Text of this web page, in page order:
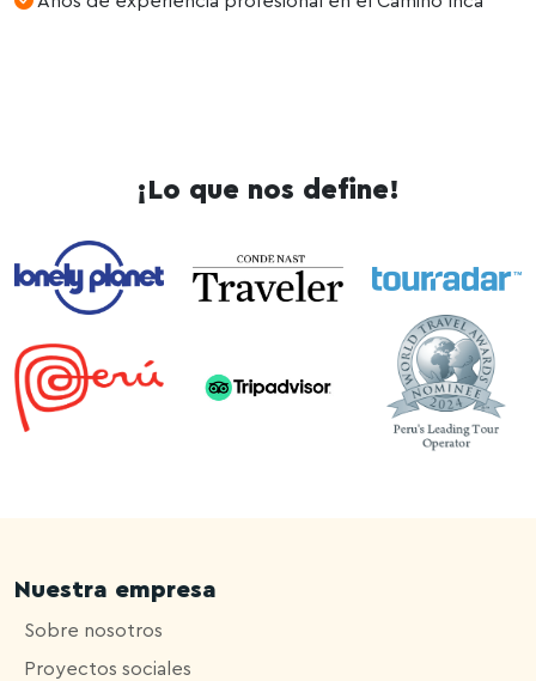
¡Lo que nos define!
Nuestra empresa
Sobre nosotros
Proyectos sociales